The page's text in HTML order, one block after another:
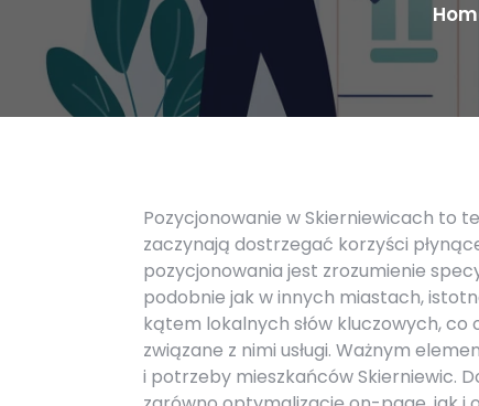
Pozycjonowanie w Skierniewicach to
zaczynają dostrzegać korzyści
pozycjonowania jest zrozumienie
podobnie jak w innych miastach,
kątem lokalnych słów kluczowych, co
związane z nimi usługi. Ważnym
i potrzeby mieszkańców Skierniewic.